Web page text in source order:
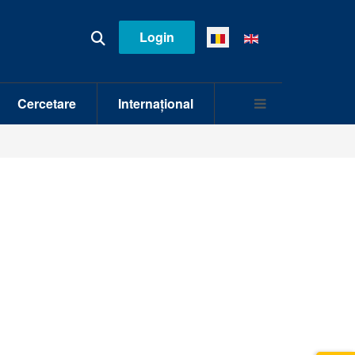
Login
Cercetare Internațional